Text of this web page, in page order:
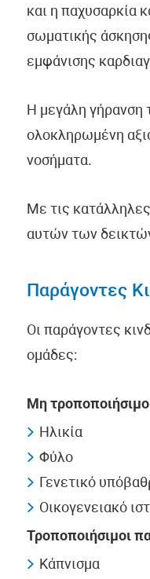
και η παχυσαρκία
σωματικής
εμφάνισης
Η μεγάλη γήρανση
ολοκληρωμένη
νοσήματα.
Με τις
αυτών των
Παράγοντες
Οι παράγοντες
ομάδες:
Μη
Ηλικία
Φύλο
Γενετικό
Οικογενειακό
Τροποποιήσιμοι
Κάπνισμα